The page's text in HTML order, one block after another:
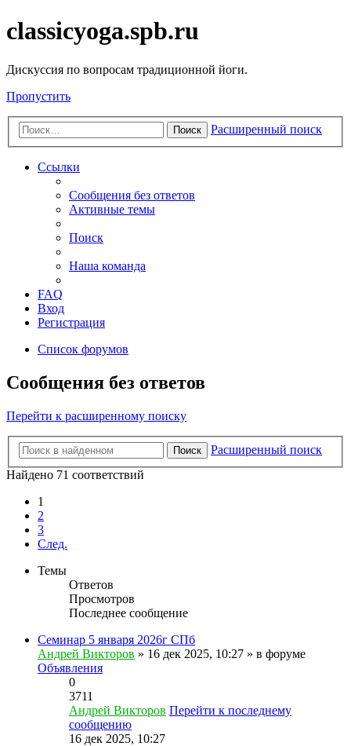
classicyoga.spb.ru
Дискуссия по вопросам традиционной йоги.
Пропустить
Поиск Расширенный поиск
Ссылки
Сообщения без ответов
Активные темы
Поиск
Наша команда
FAQ
Вход
Регистрация
Список форумов
Сообщения без ответов
Перейти к расширенному поиску
Поиск
Расширенный поиск
Найдено 71 соответствий
1
2
3
След.
Темы
Ответов
Просмотров
Последнее сообщение
Семинар 5 января 2026г СПб
Андрей Викторов » 16 дек 2025, 10:27 » в форуме
Объявления
0
3711
Андрей Викторов Перейти к последнему
сообщению
16 дек 2025, 10:27